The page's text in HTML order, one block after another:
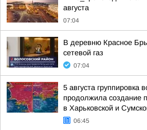
августа
07:04
В деревню Красное
сетевой газ
07:04
5 августа группировка
продолжила создание
в Харьковской и
06:45